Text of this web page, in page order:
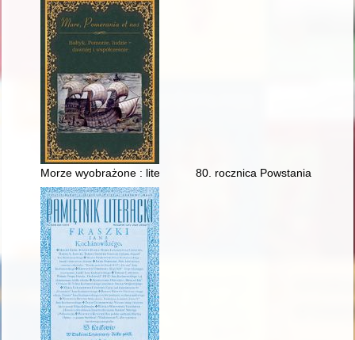
Morze wyobrażone : literackie obrazy Bałtyku i ślady
80. rocznica Powstania